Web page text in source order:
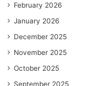
February 2026
January 2026
December 2025
November 2025
October 2025
September 2025